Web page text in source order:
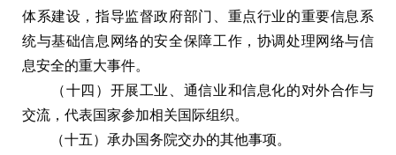
体系建设，指导监督政府部门、重点行业的重要信息系
统与基础信息网络的安全保障工作，协调处理网络与信
息安全的重大事件。
（十四）开展工业、通信业和信息化的对外合作与
交流，代表国家参加相关国际组织。
（十五）承办国务院交办的其他事项。